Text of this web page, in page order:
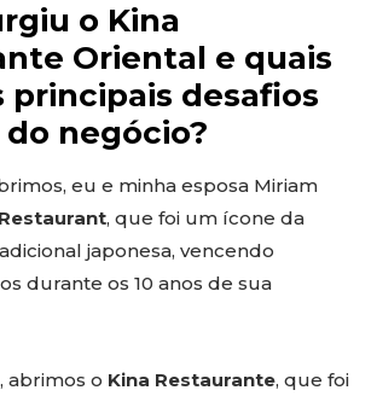
o Kina
Oriental e quais
principais desafios
negócio?
eu e minha esposa Miriam
, que foi um ícone da
japonesa, vencendo
durante os 10 anos de sua
abrimos o Kina Restaurante, que foi